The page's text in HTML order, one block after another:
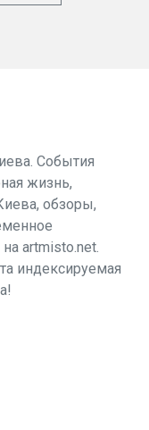
События
жизнь,
обзоры,
artmisto.net.
индексируемая